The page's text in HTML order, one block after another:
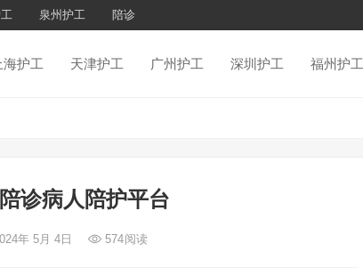
泉州护工 陪诊
海护工 天津护工 广州护工 深圳护工 福州护工
诊病人陪护平台
年 5月 4日 574阅读